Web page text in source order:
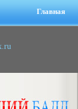
Главная